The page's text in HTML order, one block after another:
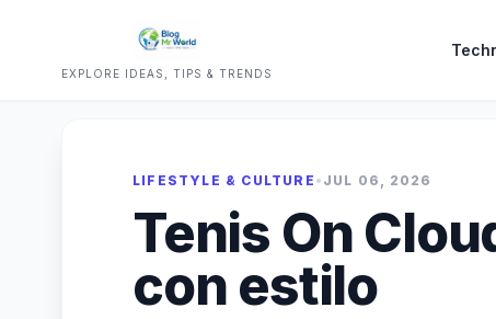
EXPLORE IDEAS, TIPS & TRENDS
LIFESTYLE & CULTURE • JUL 06, 2026
Tenis On
con estilo